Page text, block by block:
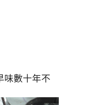
味數十年不